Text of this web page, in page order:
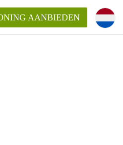
AANBIEDEN